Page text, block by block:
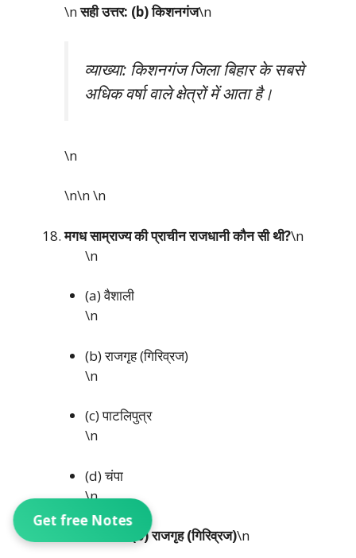
Get free Notes
\nसही उत्तर: (b) किशनगंज\n
व्याख्या: किशनगंज जिला बिहार के सबसे
अधिक वर्षा वाले क्षेत्रों में आता है।
\n
\n\n\n
मगध साम्राज्य की प्राचीन राजधानी कौन सी थी?\n
\n
(a) वैशाली
\n
(b) राजगृह (गिरिव्रज)
\n
(c) पाटलिपुत्र
\n
(d) चंपा
\n
सही उत्तर: (b) राजगृह (गिरिव्रज)\n